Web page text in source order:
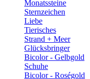
Monatssteine
Sternzeichen
Liebe
Tierisches
Strand + Meer
Glücksbringer
Bicolor - Gelbgold
Schuhe
Bicolor - Roségold